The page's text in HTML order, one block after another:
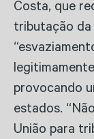
Costa, que
tributação da
provocando
estados.
União para